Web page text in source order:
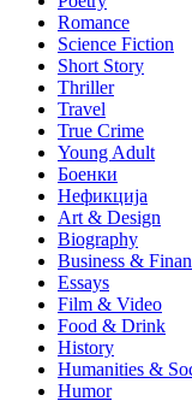
Romance
Science Fiction
Short Story
Thriller
Travel
True Crime
Young Adult
Боенки
Нефикција
Art & Design
Biography
Business &
Essays
Film & Video
Food & Drink
History
Humanities &
Humor